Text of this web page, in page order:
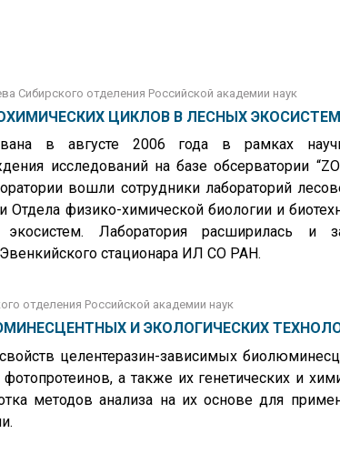
Сибирского отделения Российской академии наук
ЦИКЛОВ В ЛЕСНЫХ
в августе 2006 года в рамках
исследований на базе обсерватории
вошли сотрудники лабораторий
Отдела физико-химической биологии и
Лаборатория расширилась и
стационара ИЛ СО РАН.
отделения Российской академии наук
И ЭКОЛОГИЧЕСКИХ
целентеразин-зависимых
а также их генетических и
методов анализа на их основе для